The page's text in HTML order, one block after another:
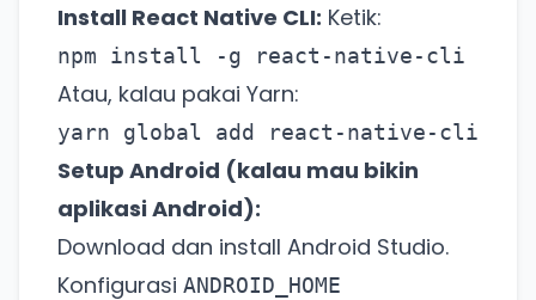
Install React Native CLI: Ketik:
npm install -g react-native-cli
Atau, kalau pakai Yarn:
yarn global add react-native-cli
Setup Android (kalau mau bikin
aplikasi Android):
Download dan install Android Studio.
Konfigurasi ANDROID_HOME